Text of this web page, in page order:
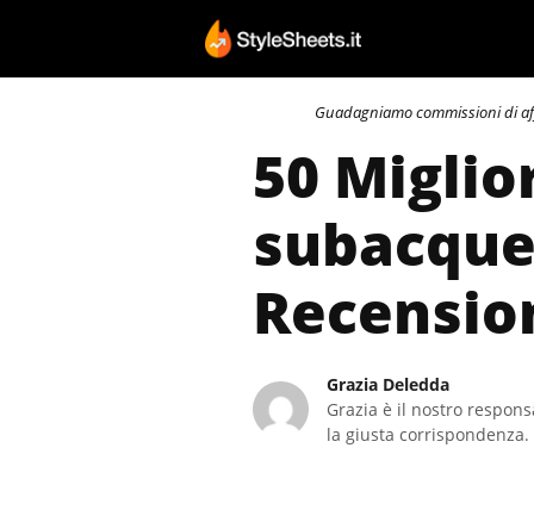
contenuto
Guadagniamo commissioni di
50
Grazia Deledda
Grazia è il nostro
la giusta